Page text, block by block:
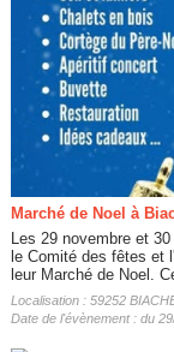
Marché de Noel à
Les 29 novembre et
le Comité des fêtes et
leur Marché de Noel.
Localisation : 59252
Date de l'évènement : du